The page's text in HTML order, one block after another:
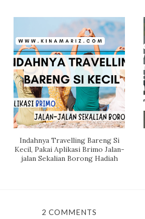
Indahnya Travelling Bareng Si
Kecil, Pakai Aplikasi Brimo Jalan-
jalan Sekalian Borong Hadiah
2 COMMENTS